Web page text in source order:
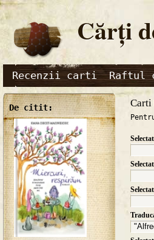
Cărţi
Recenzii carti Raftul
De citit: Carti